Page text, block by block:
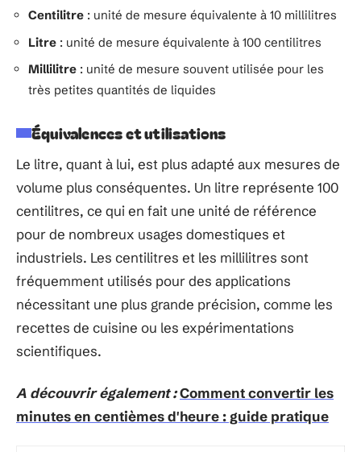
Centilitre : unité de mesure équivalente à 10 millilitres
Litre : unité de mesure équivalente à 100 centilitres
Millilitre : unité de mesure souvent utilisée pour les
très petites quantités de liquides
Équivalences et utilisations
Le litre, quant à lui, est plus adapté aux mesures de
volume plus conséquentes. Un litre représente 100
centilitres, ce qui en fait une unité de référence
pour de nombreux usages domestiques et
industriels. Les centilitres et les millilitres sont
fréquemment utilisés pour des applications
nécessitant une plus grande précision, comme les
recettes de cuisine ou les expérimentations
scientifiques.
A découvrir également :Comment convertir les
minutes en centièmes d'heure : guide pratique